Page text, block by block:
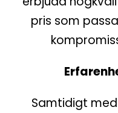
pris som
Samtidigt